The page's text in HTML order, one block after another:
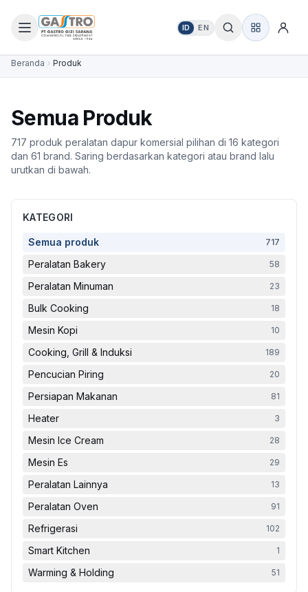
ID EN
Beranda Produk
Semua Produk
717 produk peralatan dapur komersial pilihan di 16 kategori
dan 61 brand. Saring berdasarkan kategori atau brand lalu
urutkan di bawah.
KATEGORI
Semua produk 717
Peralatan Bakery 58
Peralatan Minuman 23
Bulk Cooking 18
Mesin Kopi 10
Cooking, Grill & Induksi 189
Pencucian Piring 20
Persiapan Makanan 81
Heater 3
Mesin Ice Cream 28
Mesin Es 29
Peralatan Lainnya 13
Peralatan Oven 91
Refrigerasi 102
Smart Kitchen 1
Warming & Holding 51